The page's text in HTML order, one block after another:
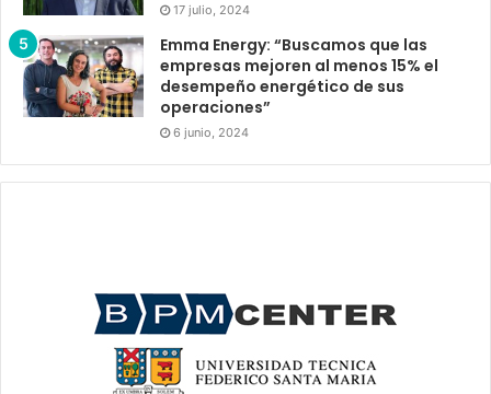
17 julio, 2024
Emma Energy: “Buscamos que las
empresas mejoren al menos 15% el
desempeño energético de sus
operaciones”
6 junio, 2024